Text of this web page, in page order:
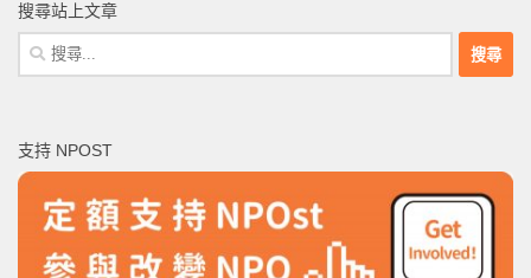
搜尋站上文章
搜
尋
字:
支持 NPOST